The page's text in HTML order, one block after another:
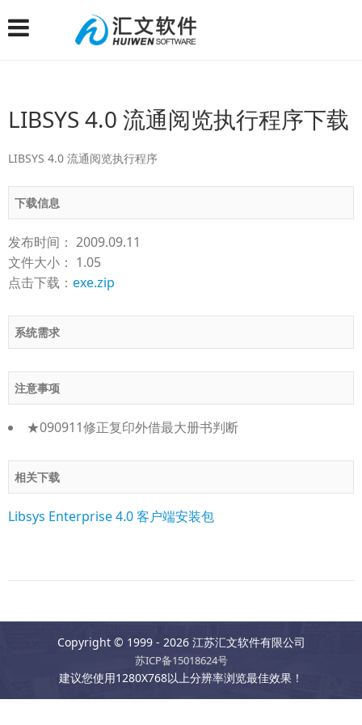
LIBSYS 4.0 流通阅览执行程序下载
LIBSYS 4.0 流通阅览执行程序
下载信息
发布时间： 2009.09.11
文件大小： 1.05
点击下载： exe.zip
系统需求
注意事项
★090911修正复印外借最大册书判断
相关下载
Libsys Enterprise 4.0 客户端安装包
Copyright © 1999 - 2026 江苏汇文软件有限公司
苏ICP备15018624号
建议您使用1280X768以上分辨率浏览最佳效果！